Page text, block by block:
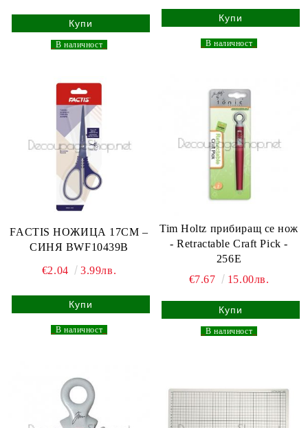
В наличност В наличност
FACTIS НОЖИЦА 17СМ –
СИНЯ BWF10439B
€2.04 3.99лв.
В наличност
Tim Holtz прибиращ се нож
- Retractable Craft Pick -
256E
€7.67
15.00лв.
В наличност